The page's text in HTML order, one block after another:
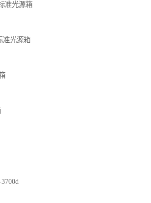
准光源箱
准光源箱